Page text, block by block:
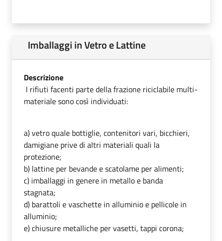
Imballaggi in Vetro e Lattine
Descrizione
I rifiuti facenti parte della frazione riciclabile multi-
materiale sono così individuati:
a) vetro quale bottiglie, contenitori vari, bicchieri,
damigiane prive di altri materiali quali la
protezione;
b) lattine per bevande e scatolame per alimenti;
c) imballaggi in genere in metallo e banda
stagnata;
d) barattoli e vaschette in alluminio e pellicole in
alluminio;
e) chiusure metalliche per vasetti, tappi corona;